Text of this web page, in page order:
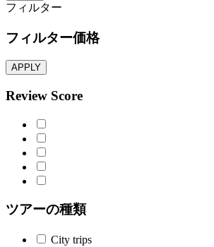
フィルター
フィルター価格
APPLY
Review Score
ツアーの種類
City trips